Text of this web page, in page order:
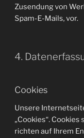
Zusendung von
Spam-E-Mails, vor.
4.
Cookies
Unsere
„Cookies“.
richten auf Ihrem